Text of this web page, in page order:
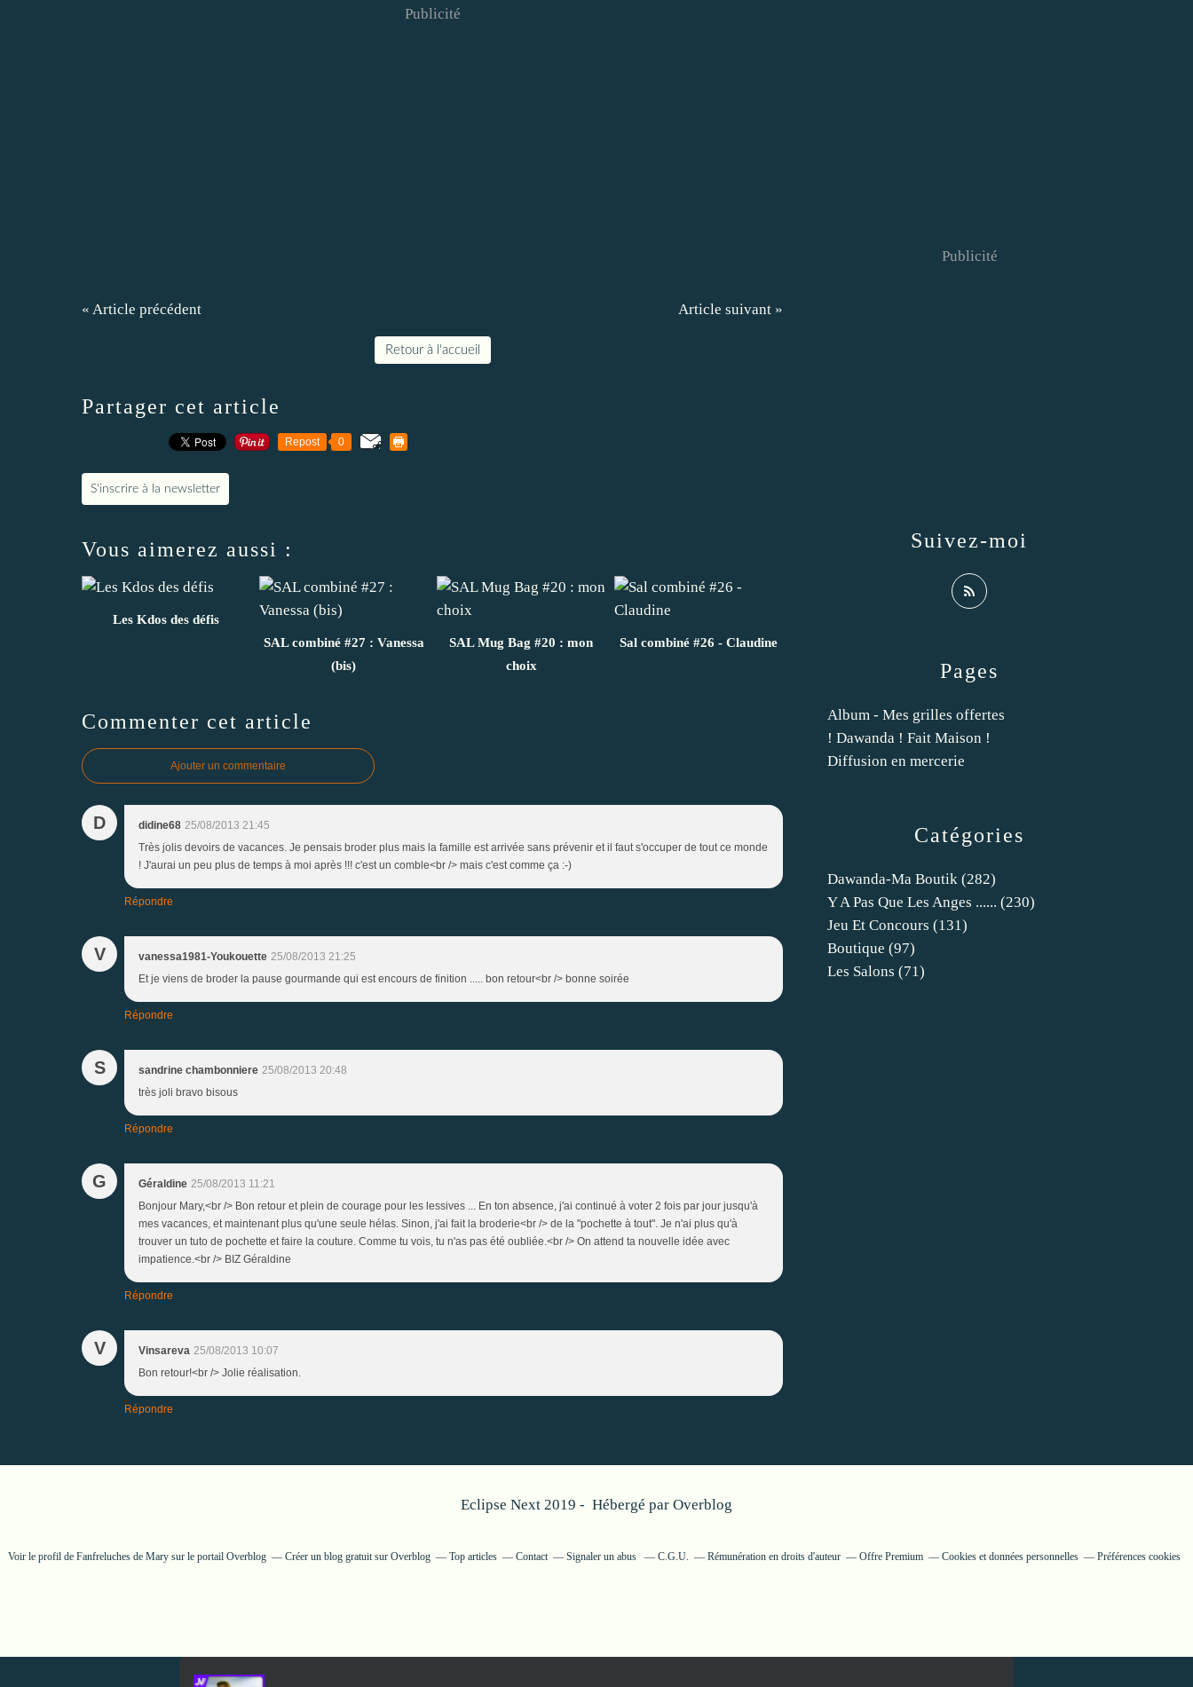
Publicité
« Article précédent Article suivant »
Retour à l'accueil
Partager cet article
Repost 0
S'inscrire à la newsletter
Vous aimerez aussi :
Les Kdos des défis
SAL combiné #27 : Vanessa
(bis)
SAL Mug Bag #20 : mon
choix
Sal combiné #26 - Claudine
Commenter cet article
Ajouter un commentaire
D didine68 25/08/2013 21:45
Très jolis devoirs de vacances. Je pensais broder plus mais la famille est arrivée sans prévenir et il faut s'occuper de tout ce monde
! J'aurai un peu plus de temps à moi après !!! c'est un comble<br /> mais c'est comme ça :-)
Répondre
V vanessa1981-Youkouette 25/08/2013 21:25
Et je viens de broder la pause gourmande qui est encours de finition ..... bon retour<br /> bonne soirée
Répondre
S sandrine chambonniere 25/08/2013 20:48
très joli bravo bisous
Répondre
G Géraldine 25/08/2013 11:21
Bonjour Mary,<br /> Bon retour et plein de courage pour les lessives ... En ton absence, j'ai continué à voter 2 fois par jour jusqu'à
mes vacances, et maintenant plus qu'une seule hélas. Sinon, j'ai fait la broderie<br /> de la "pochette à tout". Je n'ai plus qu'à
trouver un tuto de pochette et faire la couture. Comme tu vois, tu n'as pas été oubliée.<br /> On attend ta nouvelle idée avec
impatience.<br /> BIZ Géraldine
Répondre
V Vinsareva 25/08/2013 10:07
Bon retour!<br /> Jolie réalisation.
Répondre
Catégories
Dawanda-Ma Boutik (282)
Y A Pas Que Les Anges ...... (230)
Jeu Et Concours (131)
Boutique (97)
Les Salons (71)
Pages
Album - Mes grilles offertes
! Dawanda ! Fait Maison !
Diffusion en mercerie
Suivez-moi
Publicité
Eclipse Next 2019 - Hébergé par Overblog
Voir le profil de Fanfreluches de Marysur le portail Overblog Créer un blog gratuit sur Overblog Top articles Contact Signaler un abus C.G.U. Rémunération en droits d'auteur Offre Premium Cookies et données personnelles Préférences cookies